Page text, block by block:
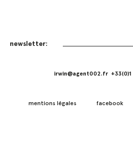
irwin@agent002.fr +33(0)1
mentions légales facebook